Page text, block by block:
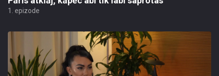
1. epizode